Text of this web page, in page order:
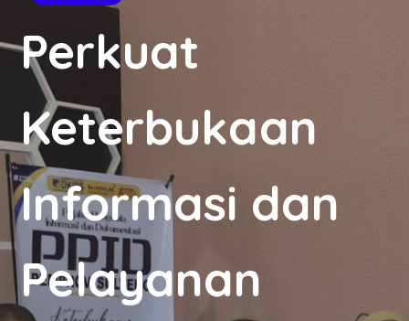
Perkuat
Keterbukaan
Informasi dan
Pelayanan